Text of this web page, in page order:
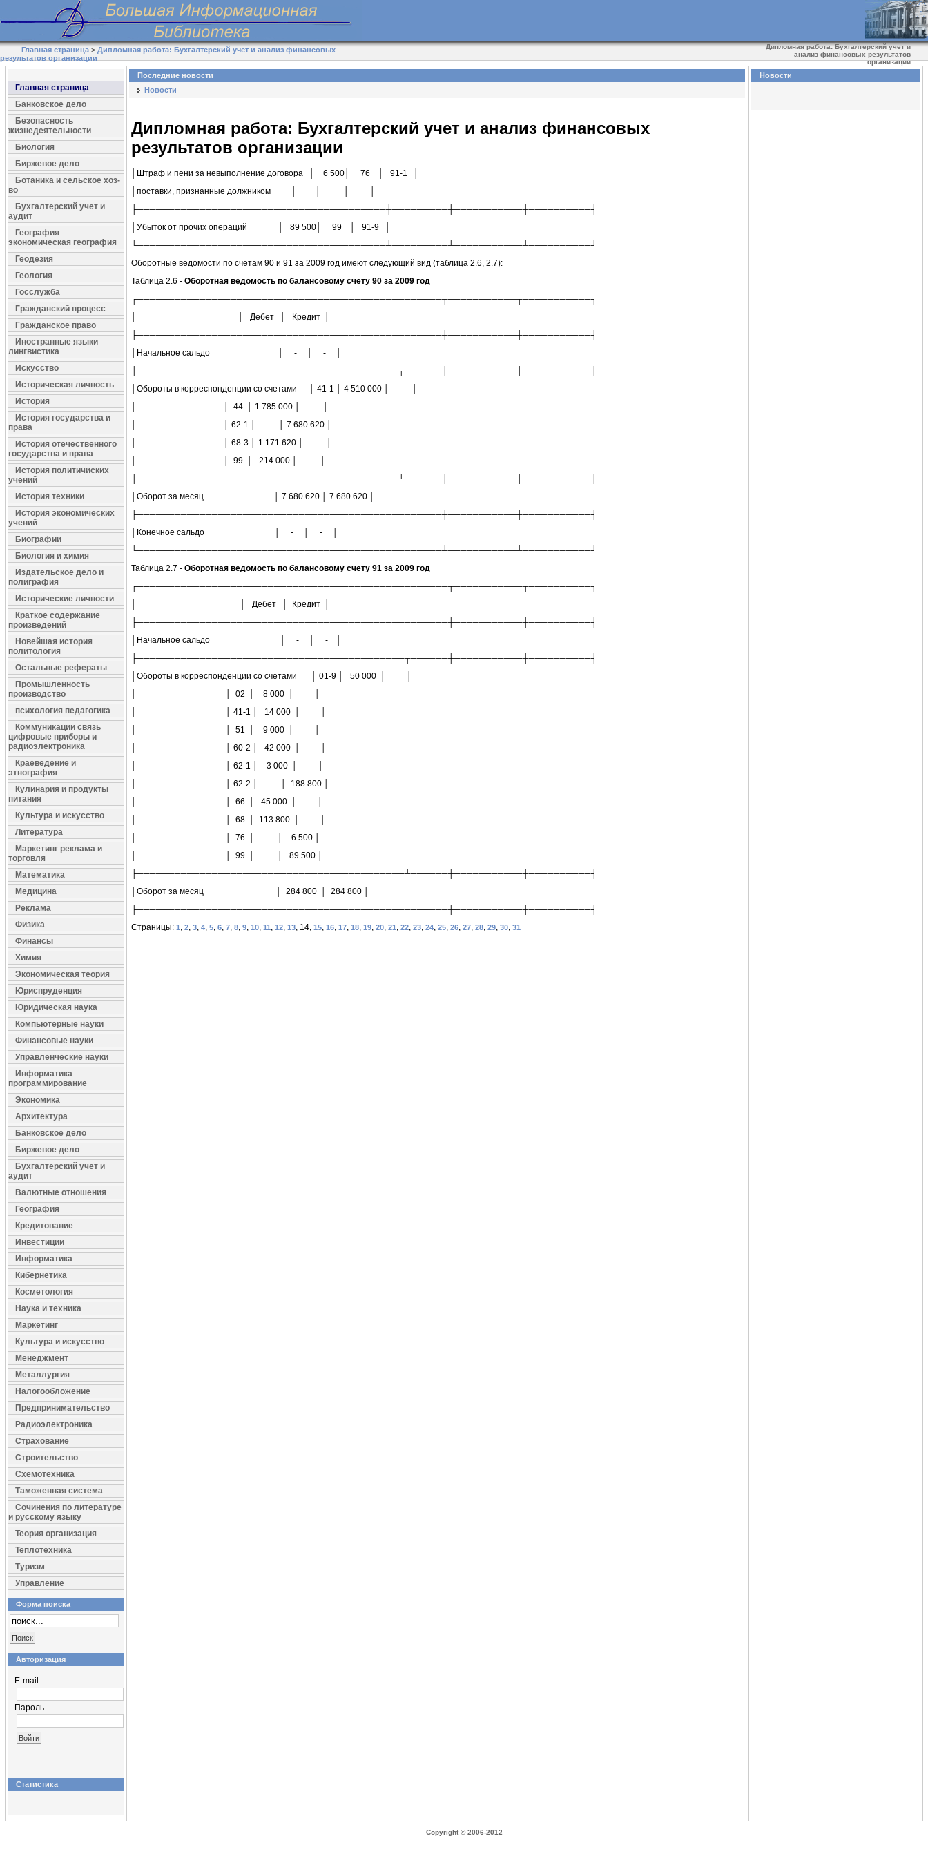
Главная страница >Дипломная работа: Бухгалтерский учет и анализ финансовых
результатов организации
Дипломная работа: Бухгалтерский учет и
анализ финансовых результатов
организации
Главная страница
Банковское дело
Безопасность
жизнедеятельности
Биология
Биржевое дело
Ботаника и сельское хоз-
во
Бухгалтерский учет и
аудит
География
экономическая география
Геодезия
Геология
Госслужба
Гражданский процесс
Гражданское право
Иностранные языки
лингвистика
Искусство
Историческая личность
История
История государства и
права
История отечественного
государства и права
История политичиских
учений
История техники
История экономических
учений
Биографии
Биология и химия
Издательское дело и
полиграфия
Исторические личности
Краткое содержание
произведений
Новейшая история
политология
Остальные рефераты
Промышленность
производство
психология педагогика
Коммуникации связь
цифровые приборы и
радиоэлектроника
Краеведение и
этнография
Кулинария и продукты
питания
Культура и искусство
Литература
Маркетинг реклама и
торговля
Математика
Медицина
Реклама
Физика
Финансы
Химия
Экономическая теория
Юриспруденция
Юридическая наука
Компьютерные науки
Финансовые науки
Управленческие науки
Информатика
программирование
Экономика
Архитектура
Банковское дело
Биржевое дело
Бухгалтерский учет и
аудит
Валютные отношения
География
Кредитование
Инвестиции
Информатика
Кибернетика
Косметология
Наука и техника
Маркетинг
Культура и искусство
Менеджмент
Металлургия
Налогообложение
Предпринимательство
Радиоэлектроника
Страхование
Строительство
Схемотехника
Таможенная система
Сочинения по литературе
и русскому языку
Теория организация
Теплотехника
Туризм
Управление
Форма поиска
Авторизация
E-mail
Пароль
Статистика
Последние новости
Новости
Дипломная работа: Бухгалтерский учет и анализ финансовых
результатов организации
│Штраф и пени за невыполнение договора │ 6 500│ 76 │ 91-1 │
│поставки, признанные должником │ │ │ │
├────────────────────────────────────────┼─────────┼───────────┼──────────┤
│Убыток от прочих операций │ 89 500│ 99 │ 91-9 │
└────────────────────────────────────────┴─────────┴───────────┴──────────┘
Оборотные ведомости по счетам 90 и 91 за 2009 год имеют следующий вид (таблица 2.6, 2.7):
Таблица 2.6 - Оборотная ведомость по балансовому счету 90 за 2009 год
┌─────────────────────────────────────────────────┬───────────┬───────────┐
│ │ Дебет │ Кредит │
├─────────────────────────────────────────────────┼───────────┼───────────┤
│Начальное сальдо │ - │ - │
├──────────────────────────────────────────┬──────┼───────────┼───────────┤
│Обороты в корреспонденции со счетами │ 41-1 │ 4 510 000 │ │
│ │ 44 │ 1 785 000 │ │
│ │ 62-1 │ │ 7 680 620 │
│ │ 68-3 │ 1 171 620 │ │
│ │ 99 │ 214 000 │ │
├──────────────────────────────────────────┴──────┼───────────┼───────────┤
│Оборот за месяц │ 7 680 620 │ 7 680 620 │
├─────────────────────────────────────────────────┼───────────┼───────────┤
│Конечное сальдо │ - │ - │
└─────────────────────────────────────────────────┴───────────┴───────────┘
Таблица 2.7 - Оборотная ведомость по балансовому счету 91 за 2009 год
┌──────────────────────────────────────────────────┬───────────┬──────────┐
│ │ Дебет │ Кредит │
├──────────────────────────────────────────────────┼───────────┼──────────┤
│Начальное сальдо │ - │ - │
├───────────────────────────────────────────┬──────┼───────────┼──────────┤
│Обороты в корреспонденции со счетами │ 01-9 │ 50 000 │ │
│ │ 02 │ 8 000 │ │
│ │ 41-1 │ 14 000 │ │
│ │ 51 │ 9 000 │ │
│ │ 60-2 │ 42 000 │ │
│ │ 62-1 │ 3 000 │ │
│ │ 62-2 │ │ 188 800 │
│ │ 66 │ 45 000 │ │
│ │ 68 │ 113 800 │ │
│ │ 76 │ │ 6 500 │
│ │ 99 │ │ 89 500 │
├───────────────────────────────────────────┴──────┼───────────┼──────────┤
│Оборот за месяц │ 284 800 │ 284 800 │
├──────────────────────────────────────────────────┼───────────┼──────────┤
Страницы: 1, 2, 3, 4, 5, 6, 7, 8, 9, 10, 11, 12, 13, 14, 15, 16, 17, 18, 19, 20, 21, 22, 23, 24, 25, 26, 27, 28, 29, 30, 31
Новости
Copyright © 2006-2012